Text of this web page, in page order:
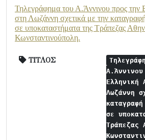
Τηλεγράφημα του Α.Άννινου προς την
στη Λωζάννη σχετικά με την
σε υποκαταστήματα της Τράπεζας
Κωνσταντινούπολη.
ΤΙΤΛΟΣ
Ελληνική
Λωζάννη
σε
Τράπεζας